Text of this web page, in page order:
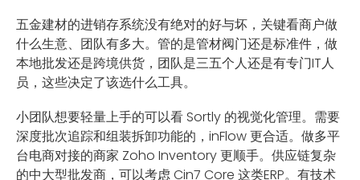
五金建材的进销存系统没有绝对的好与坏，关键看商户做
什么生意、团队有多大。管的是管材阀门还是标准件，做
本地批发还是跨境供货，团队是三五个人还是有专门IT人
员，这些决定了该选什么工具。
小团队想要轻量上手的可以看 Sortly 的视觉化管理。需要
深度批次追踪和组装拆卸功能的，inFlow 更合适。做多平
台电商对接的商家 Zoho Inventory 更顺手。供应链复杂
的中大型批发商，可以考虑 Cin7 Core 这类ERP。有技术